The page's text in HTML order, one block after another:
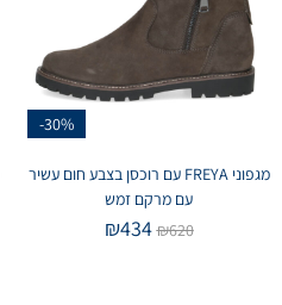
-30%
מגפוני FREYA עם רוכסן בצבע חום עשיר
עם מרקם זמש
₪620
₪434